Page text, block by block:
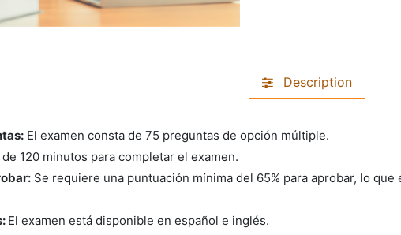
Description
El examen consta de 75 preguntas de opción múltiple.
120 minutos para completar el examen.
Se requiere una puntuación mínima del 65% para aprobar, lo
El examen está disponible en español e inglés.